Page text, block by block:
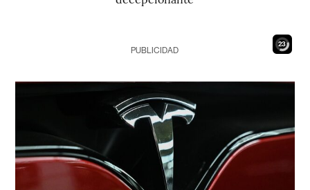
21
PUBLICIDAD